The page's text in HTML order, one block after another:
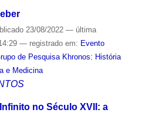
23/08/2022 — última
— registrado em: Evento
de Pesquisa Khronos: História
e Medicina
no Século XVII: a